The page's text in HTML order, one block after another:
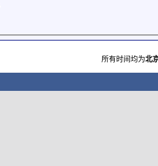
所有时间均为北